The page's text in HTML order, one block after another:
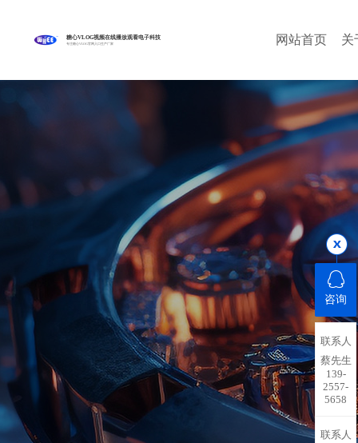
糖心VLOG视频在线播放观看电子科技
专注糖心VLOG官网入口生产厂家 网站首页 关
咨询
联系人
蔡先生
139-
2557-
5658
联系人